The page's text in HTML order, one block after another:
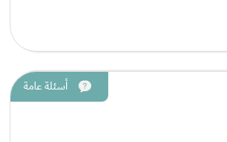
أسئلة عامة